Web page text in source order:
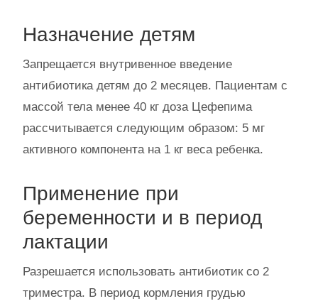
Назначение детям
Запрещается внутривенное введение
антибиотика детям до 2 месяцев. Пациентам с
массой тела менее 40 кг доза Цефепима
рассчитывается следующим образом: 5 мг
активного компонента на 1 кг веса ребенка.
Применение при
беременности и в период
лактации
Разрешается использовать антибиотик со 2
триместра. В период кормления грудью